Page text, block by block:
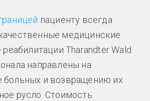
пациенту всегда
медицинские
реабилитации Tharandter Wald
направлены на
больных и возвращению их
русло. Стоимость